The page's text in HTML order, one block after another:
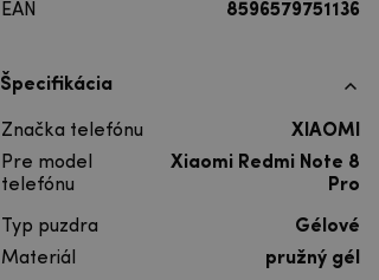
EAN
8596579751136
Špecifikácia
Značka telefónu
XIAOMI
Pre model
telefónu
Xiaomi Redmi Note 8
Pro
Typ puzdra
Gélové
Materiál
pružný gél